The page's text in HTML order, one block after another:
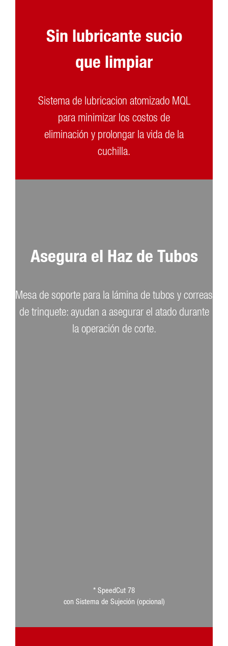
Sin lubricante sucio
que limpiar
Sistema de lubricacion atomizado MQL
para minimizar los costos de
eliminación y prolongar la vida de la
cuchilla.
Asegura el Haz de Tubos
Mesa de soporte para la lámina de tubos y correas
de trinquete: ayudan a asegurar el atado durante
la operación de corte.
* SpeedCut 78
con Sistema de Sujeción (opcional)